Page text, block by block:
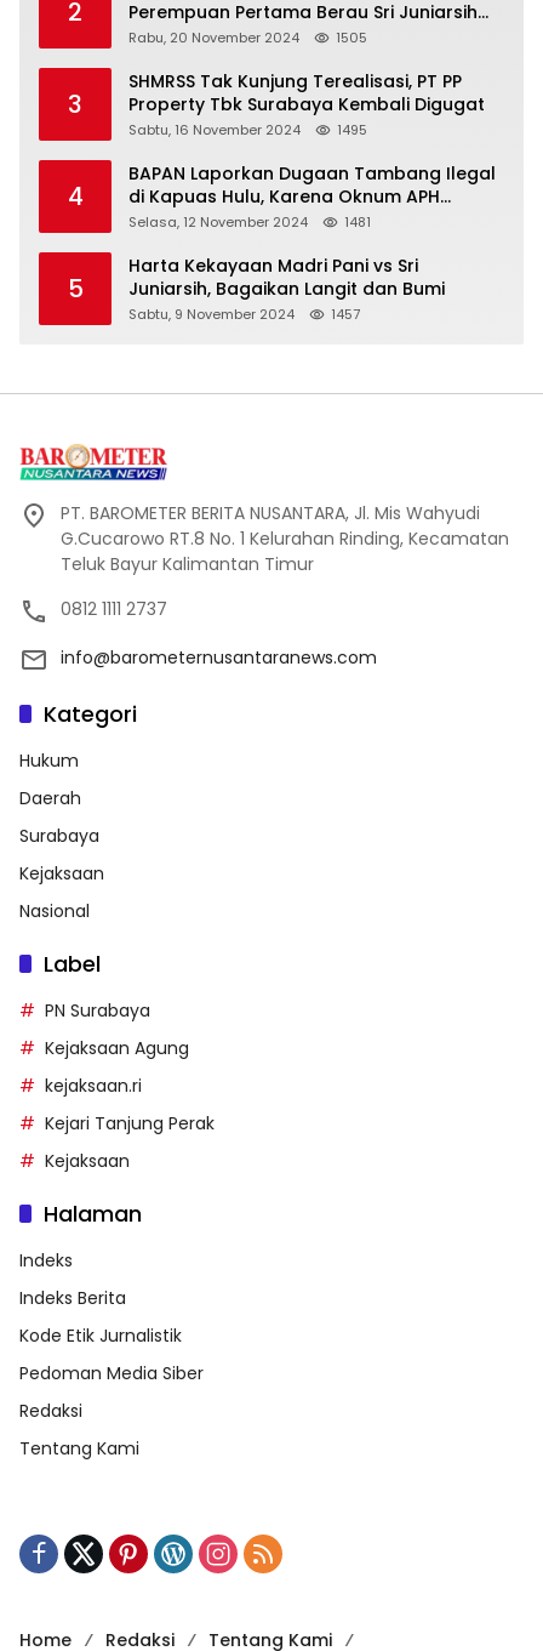
2
Perempuan Pertama Berau Sri Juniarsih
Mas Naik Rp20 Miliar Selama Menjabat
Rabu, 20 November 2024 1505
3
SHMRSS Tak Kunjung Terealisasi, PT PP
Property Tbk Surabaya Kembali Digugat
Sabtu, 16 November 2024 1495
4
BAPAN Laporkan Dugaan Tambang Ilegal
di Kapuas Hulu, Karena Oknum APH
Intimidasi Masyarakat
Selasa, 12 November 2024 1481
5
Harta Kekayaan Madri Pani vs Sri
Juniarsih, Bagaikan Langit dan Bumi
Sabtu, 9 November 2024 1457
PT. BAROMETER BERITA NUSANTARA, Jl. Mis Wahyudi
G.Cucarowo RT.8 No. 1 Kelurahan Rinding, Kecamatan
Teluk Bayur Kalimantan Timur
0812 1111 2737
info@barometernusantaranews.com
Kategori
Hukum
Daerah
Surabaya
Kejaksaan
Nasional
Label
PN Surabaya
Kejaksaan Agung
kejaksaan.ri
Kejari Tanjung Perak
Kejaksaan
Halaman
Indeks
Indeks Berita
Kode Etik Jurnalistik
Pedoman Media Siber
Redaksi
Tentang Kami
Home Redaksi Tentang Kami